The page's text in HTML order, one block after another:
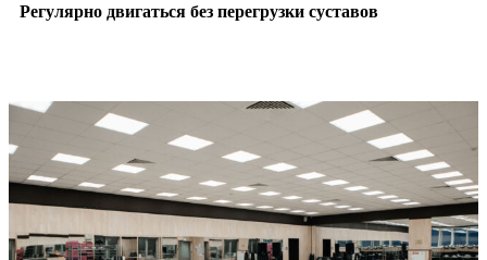
Регулярно двигаться без перегрузки суставов